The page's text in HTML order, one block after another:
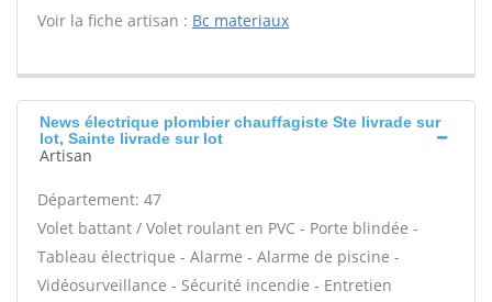
Voir la fiche artisan : Bc materiaux
News électrique plombier chauffagiste Ste livrade sur
lot, Sainte livrade sur lot
Artisan
Département: 47
Volet battant / Volet roulant en PVC - Porte blindée -
Tableau électrique - Alarme - Alarme de piscine -
Vidéosurveillance - Sécurité incendie - Entretien